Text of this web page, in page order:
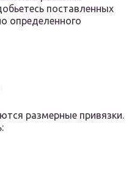
поставленных
определенного
размерные привязки.